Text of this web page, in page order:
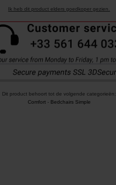
Ik heb dit product elders goedkoper gezien.
Dit product behoort tot de volgende categorieën:
Comfort- Bedchairs Simple